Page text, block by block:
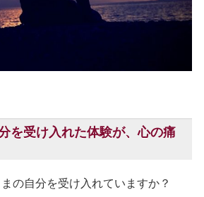
を受け入れた体験が、心の痛
の自分を受け入れていますか？